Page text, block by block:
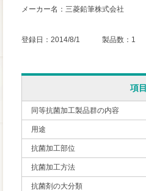
メーカー名：三菱鉛筆株式会社
登録日：2014/8/1 製品数：1
項目
同等抗菌加工製品群の内容
用途
抗菌加工部位
抗菌加工方法
抗菌剤の大分類